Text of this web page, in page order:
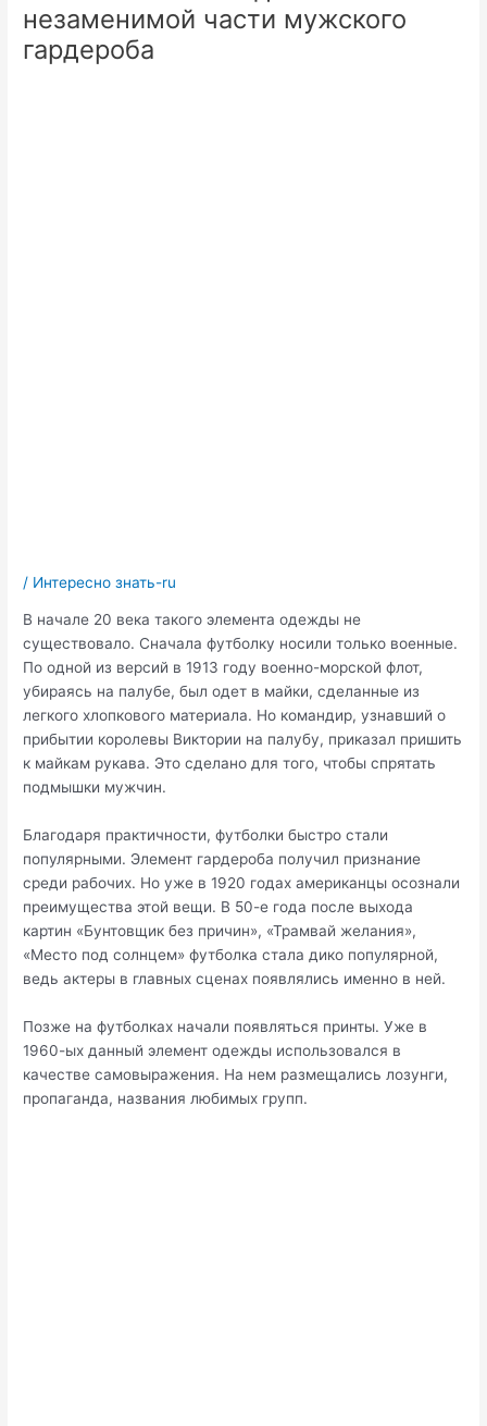
незаменимой части мужского
гардероба
/ Интересно знать-ru
В начале 20 века такого элемента одежды не
существовало. Сначала футболку носили только военные.
По одной из версий в 1913 году военно-морской флот,
убираясь на палубе, был одет в майки, сделанные из
легкого хлопкового материала. Но командир, узнавший о
прибытии королевы Виктории на палубу, приказал пришить
к майкам рукава. Это сделано для того, чтобы спрятать
подмышки мужчин.
Благодаря практичности, футболки быстро стали
популярными. Элемент гардероба получил признание
среди рабочих. Но уже в 1920 годах американцы осознали
преимущества этой вещи. В 50-е года после выхода
картин «Бунтовщик без причин», «Трамвай желания»,
«Место под солнцем» футболка стала дико популярной,
ведь актеры в главных сценах появлялись именно в ней.
Позже на футболках начали появляться принты. Уже в
1960-ых данный элемент одежды использовался в
качестве самовыражения. На нем размещались лозунги,
пропаганда, названия любимых групп.